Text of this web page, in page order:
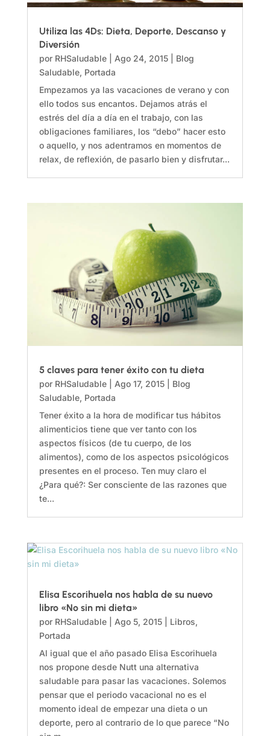
Utiliza las 4Ds: Dieta, Deporte, Descanso y
Diversión
por RHSaludable| Ago 24, 2015| Blog
Saludable, Portada
Empezamos ya las vacaciones de verano y con
ello todos sus encantos. Dejamos atrás el
estrés del día a día en el trabajo, con las
obligaciones familiares, los “debo” hacer esto
o aquello, y nos adentramos en momentos de
relax, de reflexión, de pasarlo bien y disfrutar...
5 claves para tener éxito con tu dieta
por RHSaludable| Ago 17, 2015| Blog
Saludable, Portada
Tener éxito a la hora de modificar tus hábitos
alimenticios tiene que ver tanto con los
aspectos físicos (de tu cuerpo, de los
alimentos), como de los aspectos psicológicos
presentes en el proceso. Ten muy claro el
¿Para qué?: Ser consciente de las razones que
te...
Elisa Escorihuela nos habla de su nuevo
libro «No sin mi dieta»
por RHSaludable| Ago 5, 2015| Libros,
Portada
Al igual que el año pasado Elisa Escorihuela
nos propone desde Nutt una alternativa
saludable para pasar las vacaciones. Solemos
pensar que el periodo vacacional no es el
momento ideal de empezar una dieta o un
deporte, pero al contrario de lo que parece “No